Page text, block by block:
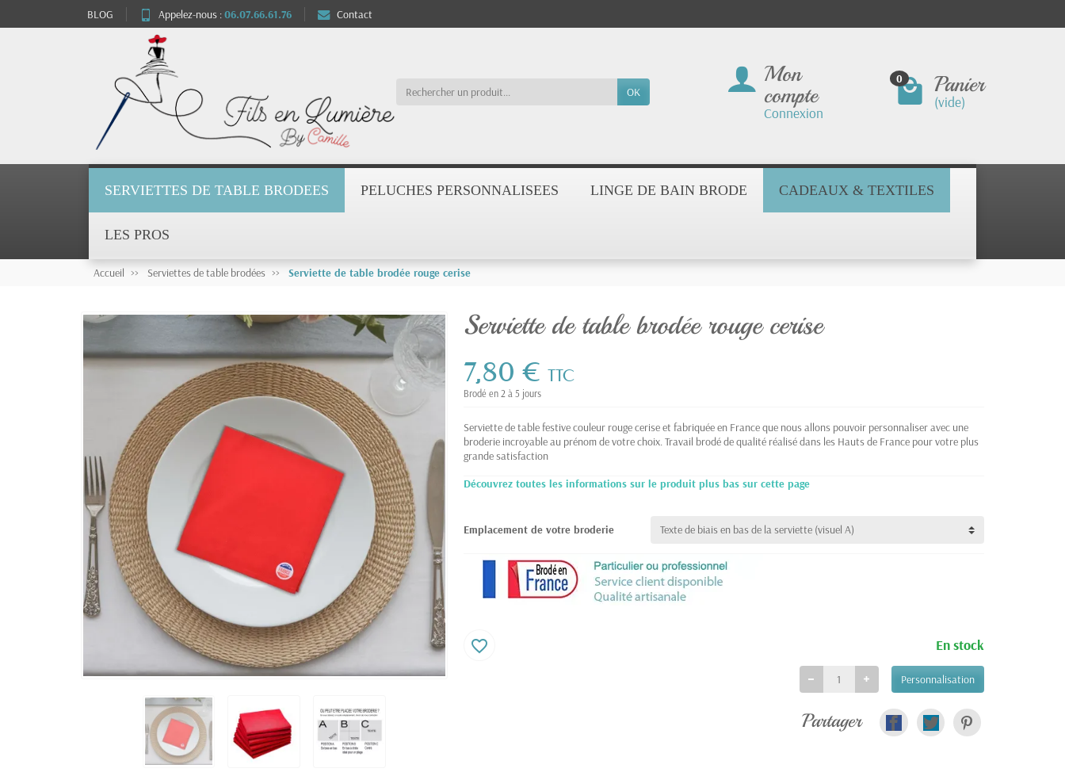
BLOG Appelez-nous :06.07.66.61.76 Contact
OK
Mon
compte
Connexion
0 Panier
(vide)
SERVIETTES DE TABLE BRODEES PELUCHES PERSONNALISEES LINGE DE BAIN BRODE CADEAUX & TEXTILES
LES PROS
Accueil Serviettes de table brodées Serviette de table brodée rouge cerise
Serviette de table brodée rouge cerise
7,80 €TTC
Brodé en 2 à 5 jours
Serviette de table festive couleur rouge cerise et fabriquée en France que nous allons pouvoir personnaliser avec une
broderie incroyable au prénom de votre choix. Travail brodé de qualité réalisé dans les Hauts de France pour votre plus
grande satisfaction
Découvrez toutes les informations sur le produit plus bas sur cette page
Emplacement de votre broderie
En stock
Personnalisation
favorite_border
Partager